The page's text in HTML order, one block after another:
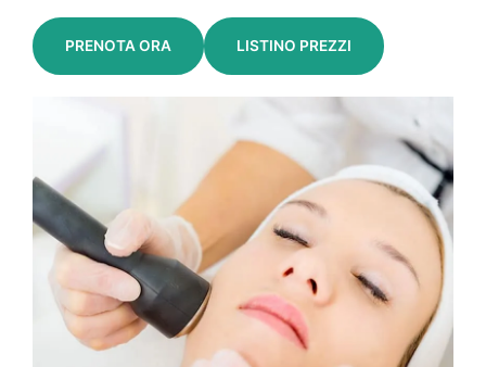
PRENOTA ORA LISTINO PREZZI